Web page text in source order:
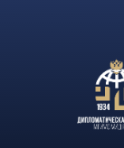
"Международная
участие в
отношений со